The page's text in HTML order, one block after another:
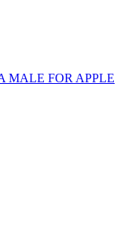
MALE FOR APPLE